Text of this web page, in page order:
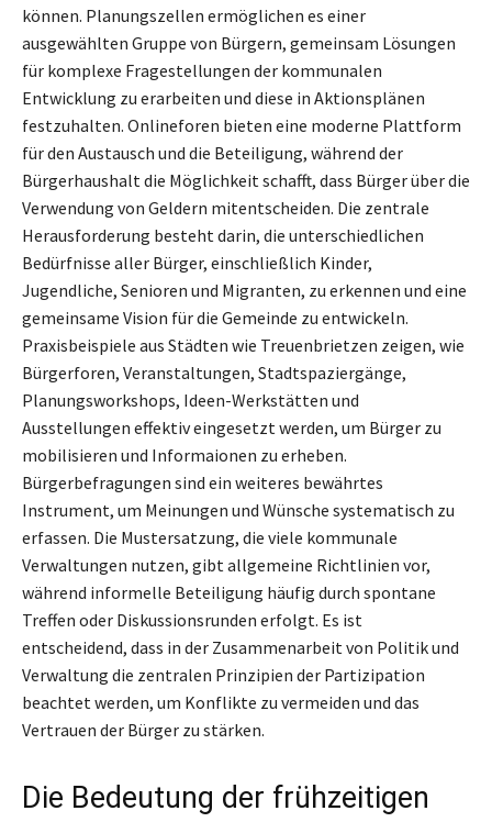
können. Planungszellen ermöglichen es einer
ausgewählten Gruppe von Bürgern, gemeinsam Lösungen
für komplexe Fragestellungen der kommunalen
Entwicklung zu erarbeiten und diese in Aktionsplänen
festzuhalten. Onlineforen bieten eine moderne Plattform
für den Austausch und die Beteiligung, während der
Bürgerhaushalt die Möglichkeit schafft, dass Bürger über die
Verwendung von Geldern mitentscheiden. Die zentrale
Herausforderung besteht darin, die unterschiedlichen
Bedürfnisse aller Bürger, einschließlich Kinder,
Jugendliche, Senioren und Migranten, zu erkennen und eine
gemeinsame Vision für die Gemeinde zu entwickeln.
Praxisbeispiele aus Städten wie Treuenbrietzen zeigen, wie
Bürgerforen, Veranstaltungen, Stadtspaziergänge,
Planungsworkshops, Ideen-Werkstätten und
Ausstellungen effektiv eingesetzt werden, um Bürger zu
mobilisieren und Informaionen zu erheben.
Bürgerbefragungen sind ein weiteres bewährtes
Instrument, um Meinungen und Wünsche systematisch zu
erfassen. Die Mustersatzung, die viele kommunale
Verwaltungen nutzen, gibt allgemeine Richtlinien vor,
während informelle Beteiligung häufig durch spontane
Treffen oder Diskussionsrunden erfolgt. Es ist
entscheidend, dass in der Zusammenarbeit von Politik und
Verwaltung die zentralen Prinzipien der Partizipation
beachtet werden, um Konflikte zu vermeiden und das
Vertrauen der Bürger zu stärken.
Die Bedeutung der frühzeitigen